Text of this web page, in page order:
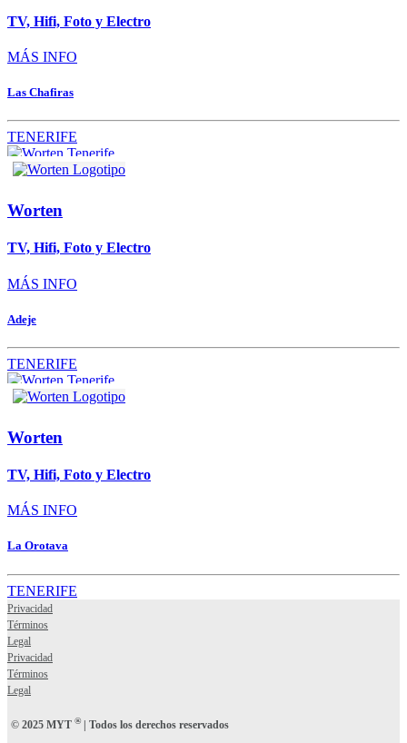
TV, Hifi, Foto y Electro
MÁS INFO
Las Chafiras
TENERIFE
Worten
TV, Hifi, Foto y Electro
MÁS INFO
Adeje
TENERIFE
Worten
TV, Hifi, Foto y Electro
MÁS INFO
La Orotava
TENERIFE
Privacidad
Términos
Legal
Privacidad
Términos
Legal
© 2025 MYT ®| Todos los derechos reservados